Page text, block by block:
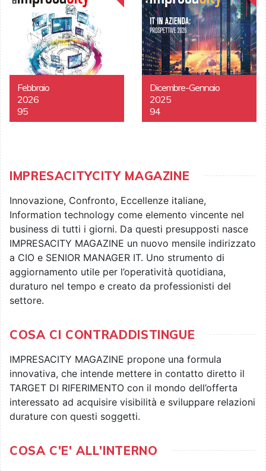
Febbraio
2026
95
Dicembre-Gennaio
2025
94
IMPRESACITYCITY MAGAZINE
Innovazione, Confronto, Eccellenze italiane,
Information technology come elemento vincente nel
business di tutti i giorni. Da questi presupposti nasce
IMPRESACITY MAGAZINE un nuovo mensile indirizzato
a CIO e SENIOR MANAGER IT. Uno strumento di
aggiornamento utile per l’operatività quotidiana,
duraturo nel tempo e creato da professionisti del
settore.
COSA CI CONTRADDISTINGUE
IMPRESACITY MAGAZINE propone una formula
innovativa, che intende mettere in contatto diretto il
TARGET DI RIFERIMENTO con il mondo dell’offerta
interessato ad acquisire visibilità e sviluppare relazioni
durature con questi soggetti.
COSA C'E' ALL'INTERNO